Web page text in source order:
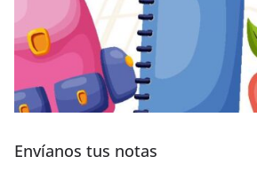
Envíanos tus notas